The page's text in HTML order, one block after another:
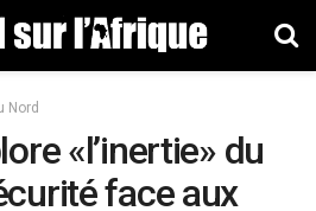
Nord
«l’inertie» du
face aux